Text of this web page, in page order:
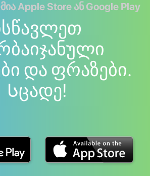
Apple Store ან Google Play
და ფრაზები.
Სცადე!